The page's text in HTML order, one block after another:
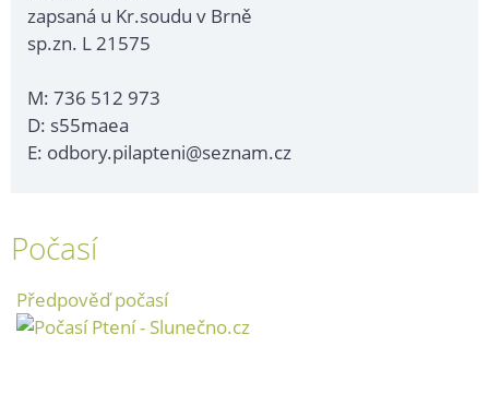
zapsaná u Kr.soudu v Brně
sp.zn. L 21575
M: 736 512 973
D: s55maea
E: odbory.pilapteni@seznam.cz
Počasí
Předpověď počasí